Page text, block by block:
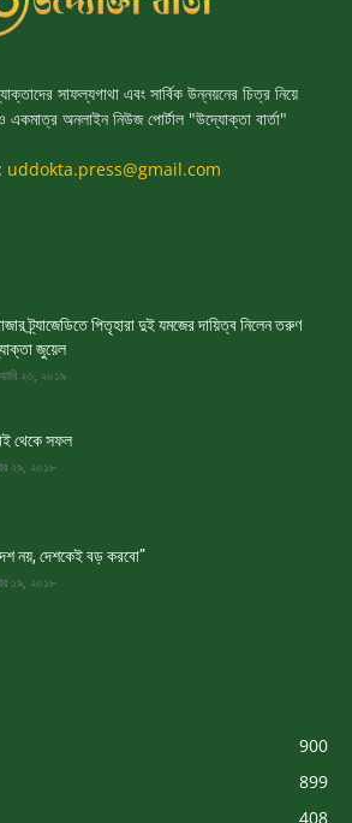
সাফল্যগাথা এবং সার্বিক উন্নয়নের চিত্র নিয়ে
ও একমাত্র অনলাইন নিউজ পোর্টাল "উদ্যোক্তা বার্তা"
uddokta.press@gmail.com
ট্র্যাজেডিতে পিতৃহারা দুই যমজের দায়িত্ব নিলেন তরুণ
জুয়েল
২৩, ২০১৯
থেকে সফল
২৯, ২০১৮
নয়, দেশকেই বড় করবো”
১৯, ২০১৮
900
899
408